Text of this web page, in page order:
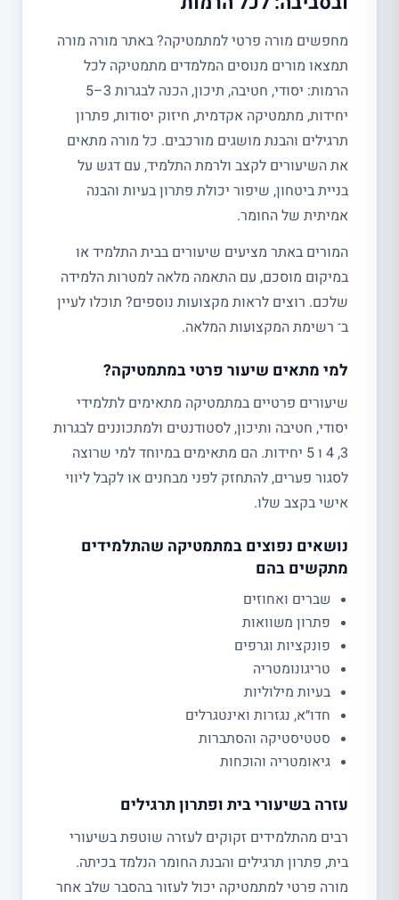
מחפשים מורה פרטי למתמטיקה? באתר מורה מורה
תמצאו מורים מנוסים המלמדים מתמטיקה לכל
הרמות: יסודי, חטיבה, תיכון, הכנה לבגרות 3–5
יחידות, מתמטיקה אקדמית, חיזוק יסודות, פתרון
תרגילים והבנת מושגים מורכבים. כל מורה מתאים
את השיעורים לקצב ולרמת התלמיד, עם דגש על
בניית ביטחון, שיפור יכולת פתרון בעיות והבנה
אמיתית של החומר.
המורים באתר מציעים שיעורים בבית התלמיד או
במיקום מוסכם, עם התאמה מלאה למטרות הלמידה
שלכם. רוצים לראות מקצועות נוספים? תוכלו לעיין
ב־ רשימת המקצועות המלאה.
למי מתאים שיעור פרטי במתמטיקה?
שיעורים פרטיים במתמטיקה מתאימים לתלמידי
יסודי, חטיבה ותיכון, לסטודנטים ולמתכוננים לבגרות
3, 4 ו 5 יחידות. הם מתאימים במיוחד למי שרוצה
לסגור פערים, להתחזק לפני מבחנים או לקבל ליווי
אישי בקצב שלו.
נושאים נפוצים במתמטיקה שהתלמידים
מתקשים בהם
שברים ואחוזים
פתרון משוואות
פונקציות וגרפים
טריגונומטריה
בעיות מילוליות
חדו״א, נגזרות ואינטגרלים
סטטיסטיקה והסתברות
גיאומטריה והוכחות
עזרה בשיעורי בית ופתרון תרגילים
רבים מהתלמידים זקוקים לעזרה שוטפת בשיעורי
בית, פתרון תרגילים והבנת החומר הנלמד בכיתה.
מורה פרטי למתמטיקה יכול לעזור בהסבר שלב אחר